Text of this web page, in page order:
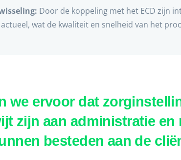
Door de koppeling met het ECD zijn
wat de kwaliteit en snelheid van het
we ervoor dat
zijn aan administratie en
besteden aan de